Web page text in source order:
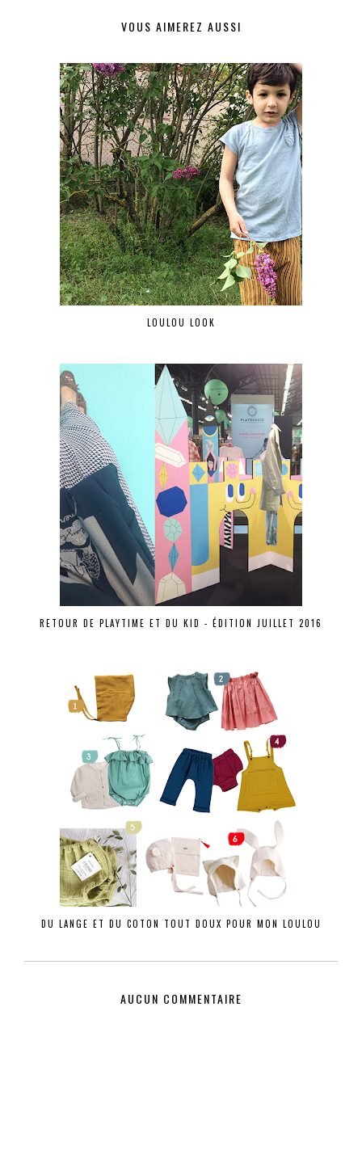
VOUS AIMEREZ AUSSI
LOULOU LOOK
RETOUR DE PLAYTIME ET DU KID - ÉDITION JUILLET 2016
DU LANGE ET DU COTON TOUT DOUX POUR MON LOULOU
AUCUN COMMENTAIRE